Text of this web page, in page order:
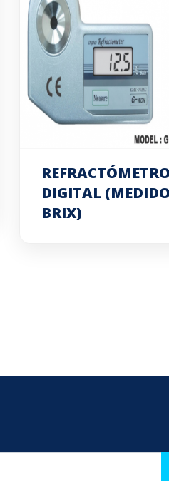
REFRACTÓMETRO
DIGITAL
BRIX)